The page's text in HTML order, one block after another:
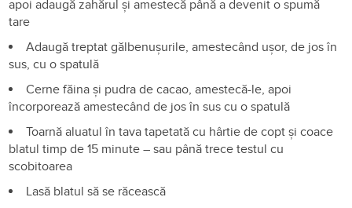
apoi adaugă zahărul și amestecă până a devenit o spumă
tare
Adaugă treptat gălbenușurile, amestecând ușor, de jos în
sus, cu o spatulă
Cerne făina și pudra de cacao, amestecă-le, apoi
încorporează amestecând de jos în sus cu o spatulă
Toarnă aluatul în tava tapetată cu hârtie de copt și coace
blatul timp de 15 minute – sau până trece testul cu
scobitoarea
Lasă blatul să se răcească